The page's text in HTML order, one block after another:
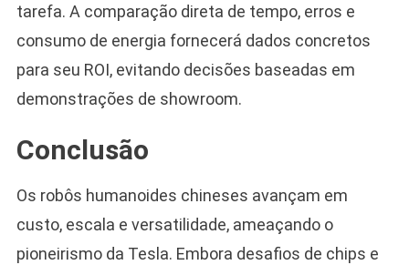
tarefa. A comparação direta de tempo, erros e
consumo de energia fornecerá dados concretos
para seu ROI, evitando decisões baseadas em
demonstrações de showroom.
Conclusão
Os robôs humanoides chineses avançam em
custo, escala e versatilidade, ameaçando o
pioneirismo da Tesla. Embora desafios de chips e